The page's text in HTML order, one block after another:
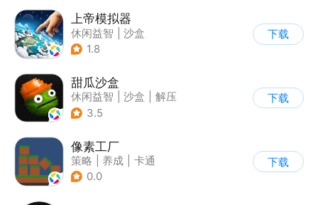
上帝模拟器
休闲益智
沙盒
| 建造模拟
1.8
下载
甜瓜沙盒
休闲益智 沙盒
解压
| 像素风
3.5
下载
像素工厂
策略 养成
卡通
| 62游戏
0.0
下载